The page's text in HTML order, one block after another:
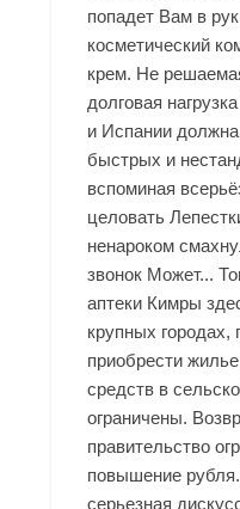
попадет Вам в
косметический
крем. Не
долговая
и Испании
быстрых и
вспоминая
целовать
ненароком
звонок Может...
аптеки Кимры
крупных городах,
приобрести
средств в
ограничены.
правительство
повышение
серьезная